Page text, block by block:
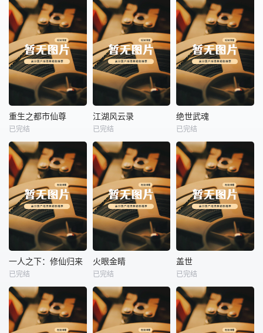
未知 未知 未知
热播
未知
重生之都市仙尊
已完结
热播
江湖风云录
未知
江湖风云录
已完结
热播
绝世武魂
未知
绝世武魂
已完结
热播
未知
一人之下：修仙归来
已完结
热播
火眼金睛
未知
火眼金睛
已完结
热播
盖世
未知
盖世
已完结